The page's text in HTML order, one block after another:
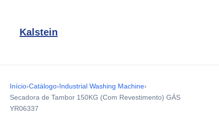
Kalstein
Início›Catálogo›Industrial Washing Machine›
Secadora de Tambor 150KG (Com Revestimento) GÁS
YR06337